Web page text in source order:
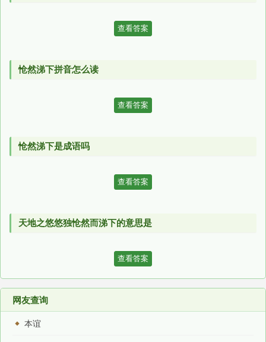
查看答案
怆然涕下拼音怎么读
查看答案
怆然涕下是成语吗
查看答案
天地之悠悠独怆然而涕下的意思是
查看答案
网友查询
本谊